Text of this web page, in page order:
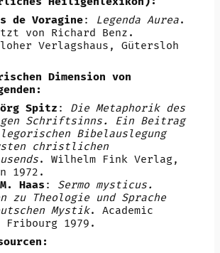
de Voragine: Legenda Aurea.
von Richard Benz.
Verlagshaus, Gütersloh
Dimension von
Spitz : Die Metaphorik des
Schriftsinns. Ein Beitrag
Bibelauslegung
christlichen
. Wilhelm Fink Verlag,
1972.
Haas : Sermo mysticus.
zu Theologie und Sprache
Mystik. Academic
Fribourg 1979.